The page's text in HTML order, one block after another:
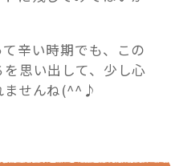
辛い時期でも、この
思い出して、少し心
ませんね(^^♪